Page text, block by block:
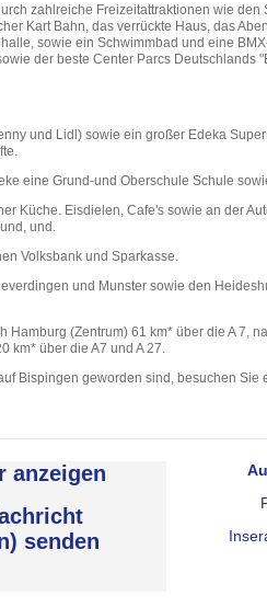
zahlreiche Freizeitattraktionen wie den
Kart Bahn, das verrückte Haus, das
sowie ein Schwimmbad und eine
der beste Center Parcs Deutschlands
und Lidl) sowie ein großer Edeka
eine Grund-und Oberschule Schule
Küche. Eisdielen, Cafe's sowie an der
und.
Volksbank und Sparkasse.
und Munster sowie den
Hamburg (Zentrum) 61 km* über die A 7,
km* über die A7 und A 27.
Bispingen geworden sind, besuchen Sie
anzeigen
senden